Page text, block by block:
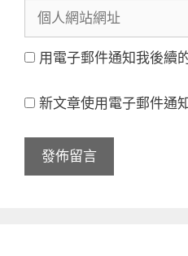
件
地
人
網
網
用電子郵件通知我後續
新文章使用電子郵件通